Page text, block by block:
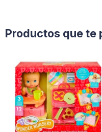
Productos que te